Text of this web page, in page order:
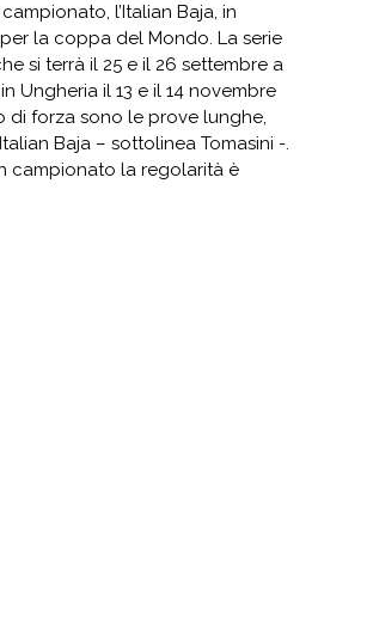
l’Italian Baja, in
la coppa del Mondo. La serie
si terrà il 25 e il 26 settembre a
Ungheria il 13 e il 14 novembre
di forza sono le prove lunghe,
Baja – sottolinea Tomasini -.
campionato la regolarità è